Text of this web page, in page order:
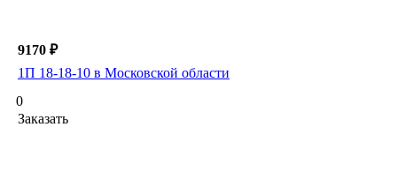
9170 ₽
1П 18-18-10 в Московской области
0
Заказать